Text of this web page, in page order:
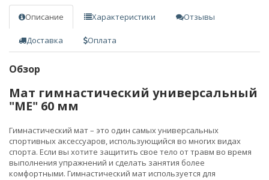
Описание Характеристики Отзывы
Доставка Оплата
Обзор
Мат гимнастический универсальный
"ME" 60 мм
Гимнастический мат – это один самых универсальных
спортивных аксессуаров, использующийся во многих видах
спорта. Если вы хотите защитить свое тело от травм во время
выполнения упражнений и сделать занятия более
комфортными. Гимнастический мат используется для